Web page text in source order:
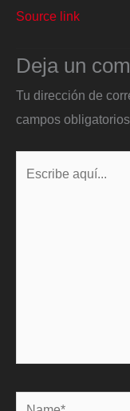
Source link
Deja un
Tu dirección de
campos
Name*